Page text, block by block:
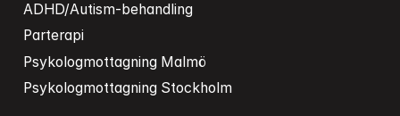
ADHD/Autism-behandling
Parterapi
Psykologmottagning Malmö
Psykologmottagning Stockholm